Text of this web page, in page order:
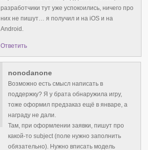
разработчики тут уже успокоились, ничего про
них не пишут… я получил и на iOS и на
Android.
Ответить
nonodanone
Возможно есть смысл написать в
поддержку? Я у брата обнаружила игру,
тоже оформил предзаказ ещё в январе, а
награду не дали.
Там, при оформлении заявки, пишут про
какой-то subject (поле нужно заполнить
обязательно). Нужно вписать модель